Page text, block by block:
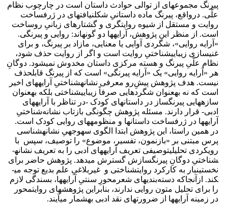
پیرنگ مجموعه­ای از توالی حوادث داستان است در چارچوب نظام
علّی. درواقع، پیرنگ ماده داستانیِ شکل­نیافته­ای در ژرف­ساخت
روایت و مستقل از شیوه روایتگری و گشتارهای زبانیِ روساخت
است. از منظر این پژوهش، آرایه­ها دو گونه­اند: روایی و پیرنگی.
«آرایه روایی»، شگردی آوایی یا معنایی، مازاد بر پیرنگ، و برای
غنی­سازی زیبایی­شناختیِ روایت است و اگر از روایت حذف شود،
نظام علّیِ پیرنگ و هسته مرکزی داستان مخدوش نمی­شود. دوگانِ
هر «آرایه روایی» یک «آرایه پیرنگی» است که از پیرنگ قابل­حذف
نیست. هدف پژوهش پیشِ‌رو معرفی نشانه­شناختیِ آرایه­های اخیر
است که نه به­عنوان شگردهایی صرفاً زیبایی­شناختی بلکه به­عنوان
سازه­هایی پیرنگ­ساز در داستان­های کودک -در تناظر با آرایه­های
ادبی- قرار دارند. مسئله پژوهش چگونگی بازتاب نشانه‌شناختیِ
آرایه­ها در ژرف­ساخت داستان­ها و منظومه­های روایی کودک است.
در همین راستا، این پژوهش ابتدا الگوی سه­وجهیِ نشانه­شناسی
پرس مبتنی­ بر «بازنمون، تفسیر، موضوع» را توصیف، سپس با
رویکردی تحلیلی­توصیفی تعریف آرایه­های ادبی را به تعریف نشانه­
شناختیِ دوگانِ پیرنگ­سازش گسترش می­دهد. پژوهش حاضر برای
نخستین­بار به کارکرد روایت­شناختی و غیربلاغیِ علم بدیع توجه می­
کند. ازآنجاکه دسته‌بندی­های شعرمحورِ سنتیِ آرایه­ها، بسندگی لازم
را برای تحلیل متون روایی ندارند، بنابراین پژوهش­های روایت­محور
در زمینه آرایه­ها از ضرورت­های نقد ادبی به­شمار می­آیند.